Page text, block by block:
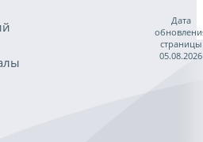
Дата
страницы
05.08.2026